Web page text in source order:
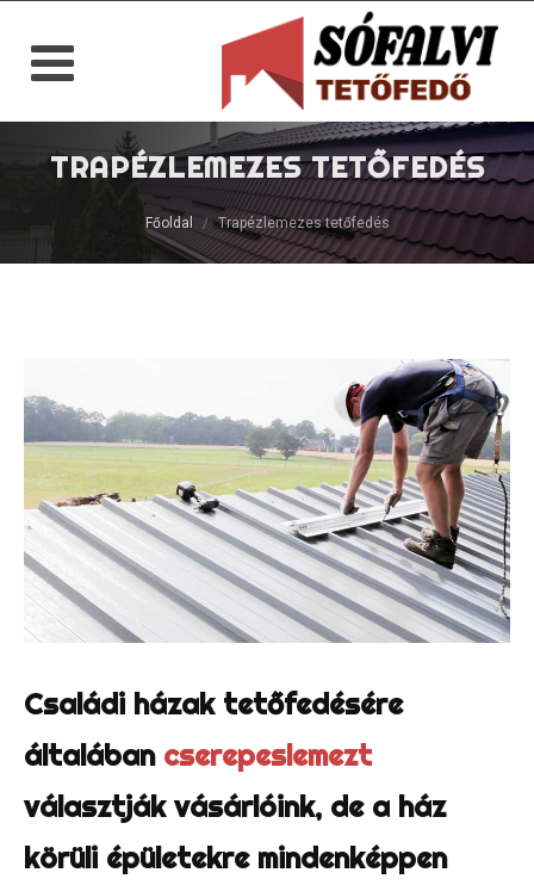
TRAPÉZLEMEZES TETŐFEDÉS
Főoldal Trapézlemezes tetőfedés
Családi házak tetőfedésére
általában cserepeslemezt
választják vásárlóink, de a ház
körüli épületekre mindenképpen